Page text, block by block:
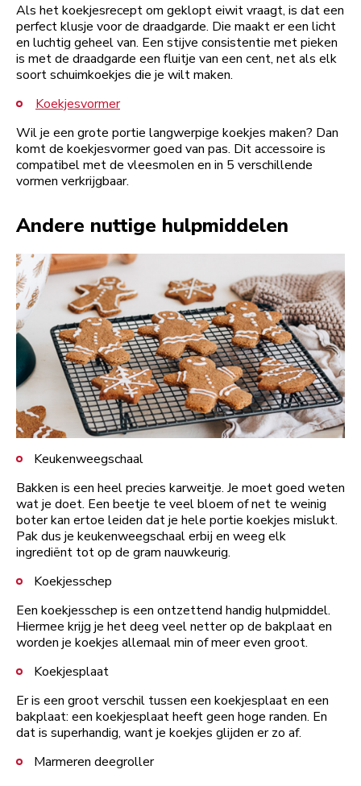
Als het koekjesrecept om geklopt eiwit vraagt, is dat een
perfect klusje voor de draadgarde. Die maakt er een licht
en luchtig geheel van. Een stijve consistentie met pieken
is met de draadgarde een fluitje van een cent, net als elk
soort schuimkoekjes die je wilt maken.
Koekjesvormer
Wil je een grote portie langwerpige koekjes maken? Dan
komt de koekjesvormer goed van pas. Dit accessoire is
compatibel met de vleesmolen en in 5 verschillende
vormen verkrijgbaar.
Andere nuttige hulpmiddelen
Keukenweegschaal
Bakken is een heel precies karweitje. Je moet goed weten
wat je doet. Een beetje te veel bloem of net te weinig
boter kan ertoe leiden dat je hele portie koekjes mislukt.
Pak dus je keukenweegschaal erbij en weeg elk
ingrediënt tot op de gram nauwkeurig.
Koekjesschep
Een koekjesschep is een ontzettend handig hulpmiddel.
Hiermee krijg je het deeg veel netter op de bakplaat en
worden je koekjes allemaal min of meer even groot.
Koekjesplaat
Er is een groot verschil tussen een koekjesplaat en een
bakplaat: een koekjesplaat heeft geen hoge randen. En
dat is superhandig, want je koekjes glijden er zo af.
Marmeren deegroller